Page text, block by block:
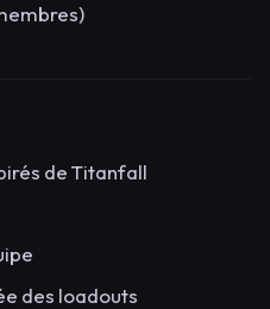
de Titanfall
des loadouts